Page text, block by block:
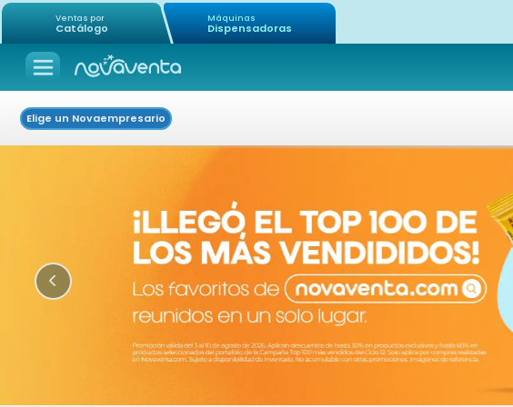
Ventas por
Catálogo
Máquinas
Dispensadoras
Elige un Novaempresario
Icon of chevron-left